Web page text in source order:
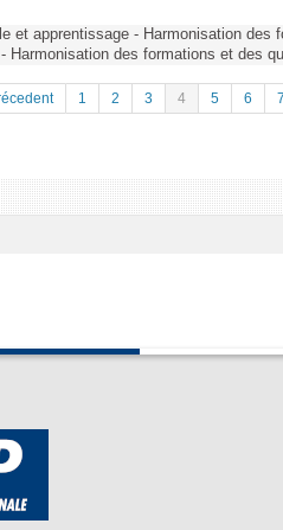
et apprentissage - Harmonisation des
Harmonisation des formations et des
1 2 3 4 5 6